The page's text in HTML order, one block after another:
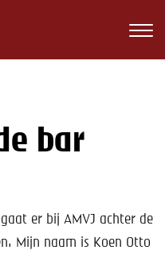
bar
er bij AMVJ achter de
Mijn naam is Koen Otto